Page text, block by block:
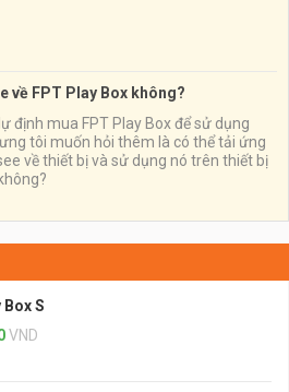
về FPT Play Box không?
định mua FPT Play Box để sử dụng
tôi muốn hỏi thêm là có thể tải ứng
về thiết bị và sử dụng nó trên thiết bị
Box S
VND